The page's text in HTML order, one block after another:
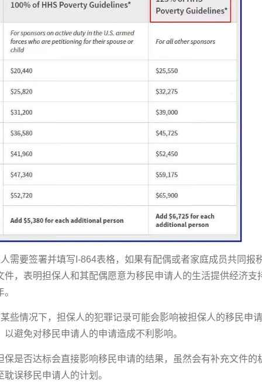
需要签署并填写I-864表格，如果有配偶或者家庭成员共同报
件，表明担保人和其配偶愿意为移民申请人的生活提供经济
些情况下，担保人的犯罪记录可能会影响被担保人的移民申
避免对移民申请人的申请造成不利影响。
保是否达标会直接影响移民申请的结果，虽然会有补充文件
误移民申请人的计划。